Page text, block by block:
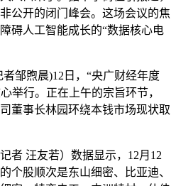
公开的闭门峰会。这场会议的焦
碍人工智能成长的“数据核心电
邹煦晨)12日，“央广财经年度
举行。正在上午的宗旨环节，
董事长林园环绕本钱市场现状取
汪友若）数据显示，12月12
个股顺次是东山细密、比亚迪、